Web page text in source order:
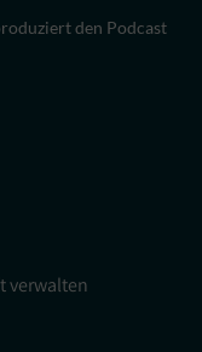
den Podcast
verwalten